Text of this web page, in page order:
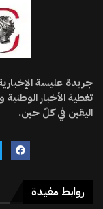
جريدة عليسة
تغطية الأخبار
اليقين في كلّ حين.
روابط مفيدة